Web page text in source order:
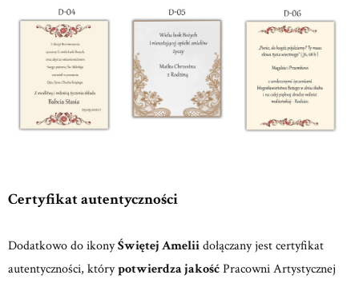
Certyfikat autentyczności
Dodatkowo do ikonyŚwiętej Ameliidołączany jest certyfikat
autentyczności, którypotwierdza jakośćPracowni Artystycznej